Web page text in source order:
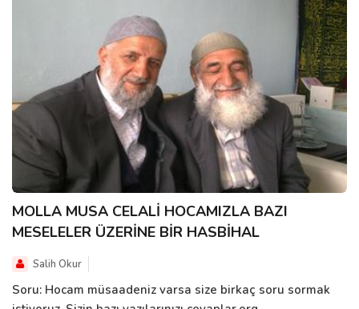
MOLLA MUSA CELALİ HOCAMIZLA BAZI
MESELELER ÜZERİNE BİR HASBİHAL
Salih Okur
Soru: Hocam müsaadeniz varsa size birkaç soru sormak